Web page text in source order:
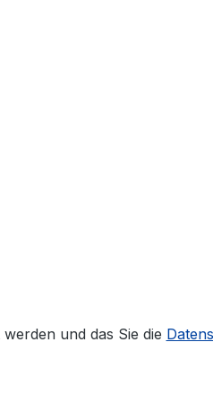
und das Sie die